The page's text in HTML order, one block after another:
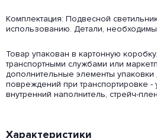
Комплектация: Подвесной
использованию. Детали,
Товар упакован в картонную
транспортными службами или
дополнительные элементы упаковки
повреждений при транспортировке -
внутренний наполнитель, стрейч-
Характеристики